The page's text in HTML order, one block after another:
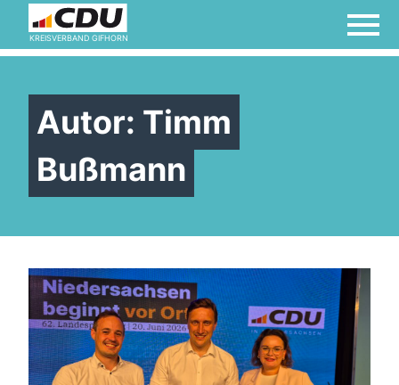
KREISVERBAND GIFHORN
Autor: Timm
Bußmann